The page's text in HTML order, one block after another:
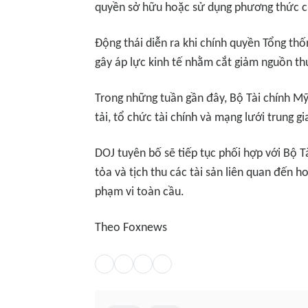
quyền sở hữu hoặc sử dụng phương thức
Động thái diễn ra khi chính quyền Tổng
gây áp lực kinh tế nhằm cắt giảm nguồn
Trong những tuần gần đây, Bộ Tài chính
tải, tổ chức tài chính và mạng lưới trung
DOJ tuyên bố sẽ tiếp tục phối hợp với Bộ
tỏa và tịch thu các tài sản liên quan đến
phạm vi toàn cầu.
Theo Foxnews